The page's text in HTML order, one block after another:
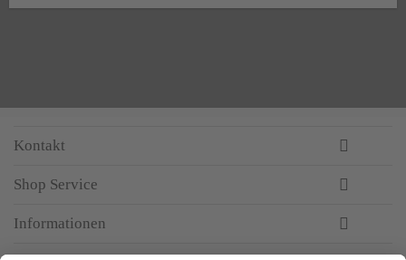
Kontakt
Shop Service
Informationen